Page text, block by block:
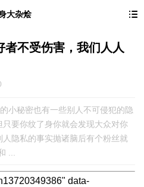
大杂烩
不受伤害，我们人人
小秘密也有一些别人不可侵犯的隐
要你纹了身你就会发现大众对你
隐私的事实抛诸脑后有个粉丝就
...
data-